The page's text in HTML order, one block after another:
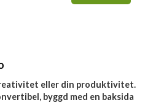
eller din produktivitet.
byggd med en baksida